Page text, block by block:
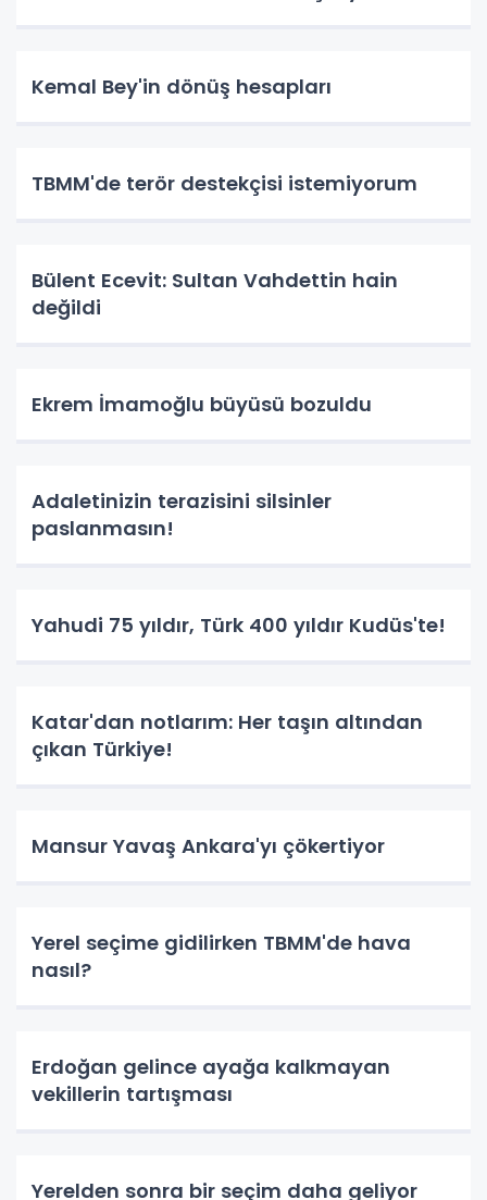
Kemal Bey'in dönüş hesapları
TBMM'de terör destekçisi istemiyorum
Bülent Ecevit: Sultan Vahdettin hain
değildi
Ekrem İmamoğlu büyüsü bozuldu
Adaletinizin terazisini silsinler
paslanmasın!
Yahudi 75 yıldır, Türk 400 yıldır Kudüs'te!
Katar'dan notlarım: Her taşın altından
çıkan Türkiye!
Mansur Yavaş Ankara'yı çökertiyor
Yerel seçime gidilirken TBMM'de hava
nasıl?
Erdoğan gelince ayağa kalkmayan
vekillerin tartışması
Yerelden sonra bir seçim daha geliyor